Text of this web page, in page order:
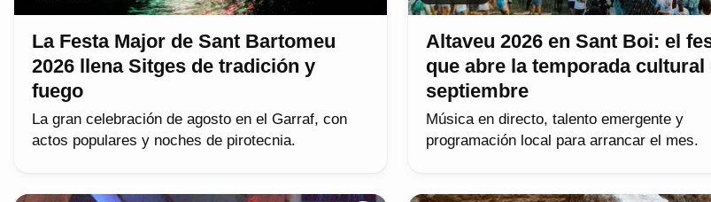
La Festa Major de Sant Bartomeu
2026 llena Sitges de tradición y
fuego
La gran celebración de agosto en el Garraf, con
actos populares y noches de pirotecnia.
Altaveu 2026 en Sant Boi: el
que abre la temporada cultural
septiembre
Música en directo, talento emergente y
programación local para arrancar el mes.